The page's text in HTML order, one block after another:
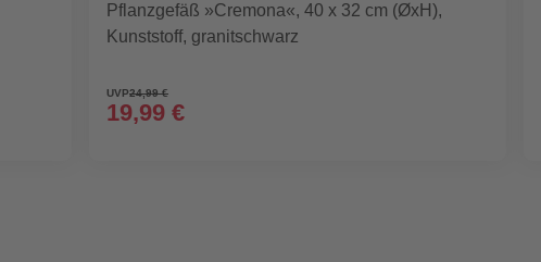
Pflanzgefäß »Cremona«, 40 x 32 cm (ØxH),
Kunststoff, granitschwarz
UVP24,99 €
19,99 €